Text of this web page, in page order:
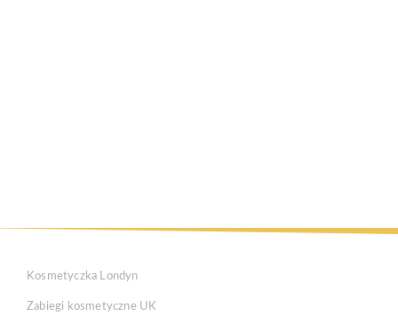
Kosmetyczka Londyn
Zabiegi kosmetyczne UK